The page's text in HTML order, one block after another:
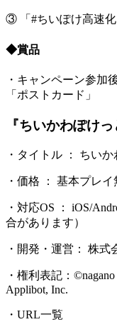
③ 「#ちいぽけ高速
◆賞品
・キャンペーン参加
「ポストカード」
『ちいかわぽけ
・タイトル ： ちい
・価格 ： 基本プレ
・対応OS ： iOS/
合があります）
・開発・運営： 株式
・権利表記：
Applibot, Inc.
・URL一覧